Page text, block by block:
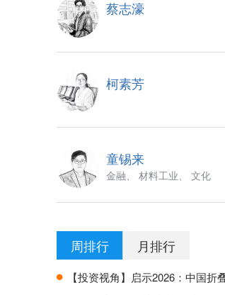
蔡志濠
柯素芳
童锡来
金融、 材料工业、 文化
周排行 月排行
H 【投资视角】启示2026：中国折叠屏手机行业投